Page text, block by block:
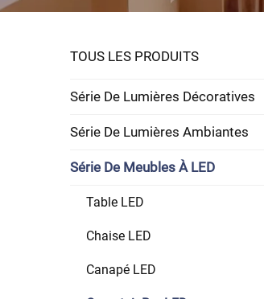
TOUS LES PRODUITS
Série De Lumières Décoratives
Série De Lumières Ambiantes
Série De Meubles À LED
Table LED
Chaise LED
Canapé LED